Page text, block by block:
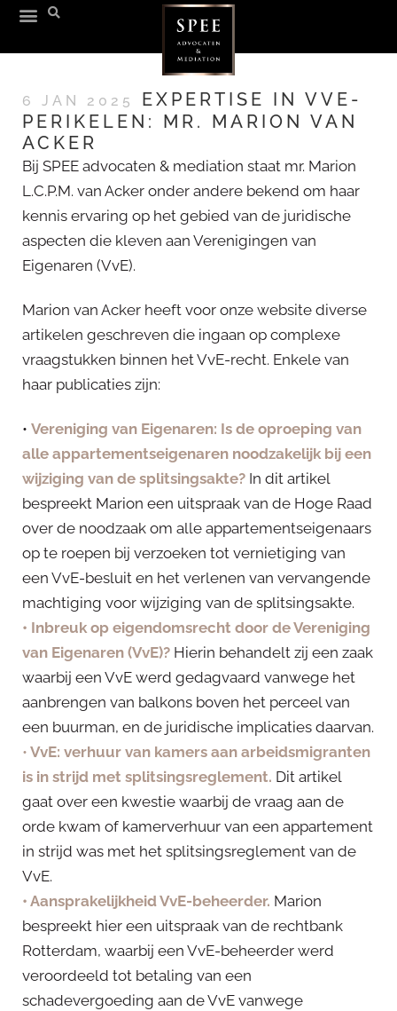
6 JAN 2025
EXPERTISE IN VVE-
PERIKELEN: MR. MARION VAN
ACKER
Bij SPEE advocaten & mediation staat mr. Marion
L.C.P.M. van Acker onder andere bekend om haar
kennis ervaring op het gebied van de juridische
aspecten die kleven aan Verenigingen van
Eigenaren (VvE).
Marion van Acker heeft voor onze website diverse
artikelen geschreven die ingaan op complexe
vraagstukken binnen het VvE-recht. Enkele van
haar publicaties zijn:
• Vereniging van Eigenaren: Is de oproeping van
alle appartementseigenaren noodzakelijk bij een
wijziging van de splitsingsakte? In dit artikel
bespreekt Marion een uitspraak van de Hoge Raad
over de noodzaak om alle appartementseigenaars
op te roepen bij verzoeken tot vernietiging van
een VvE-besluit en het verlenen van vervangende
machtiging voor wijziging van de splitsingsakte.
• Inbreuk op eigendomsrecht door de Vereniging
van Eigenaren (VvE)? Hierin behandelt zij een zaak
waarbij een VvE werd gedagvaard vanwege het
aanbrengen van balkons boven het perceel van
een buurman, en de juridische implicaties daarvan.
• VvE: verhuur van kamers aan arbeidsmigranten
is in strijd met splitsingsreglement. Dit artikel
gaat over een kwestie waarbij de vraag aan de
orde kwam of kamerverhuur van een appartement
in strijd was met het splitsingsreglement van de
VvE.
• Aansprakelijkheid VvE-beheerder. Marion
bespreekt hier een uitspraak van de rechtbank
Rotterdam, waarbij een VvE-beheerder werd
veroordeeld tot betaling van een
schadevergoeding aan de VvE vanwege